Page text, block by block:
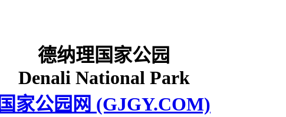
德纳理国家公园
Denali National Park
国家公园网 (GJGY.COM)